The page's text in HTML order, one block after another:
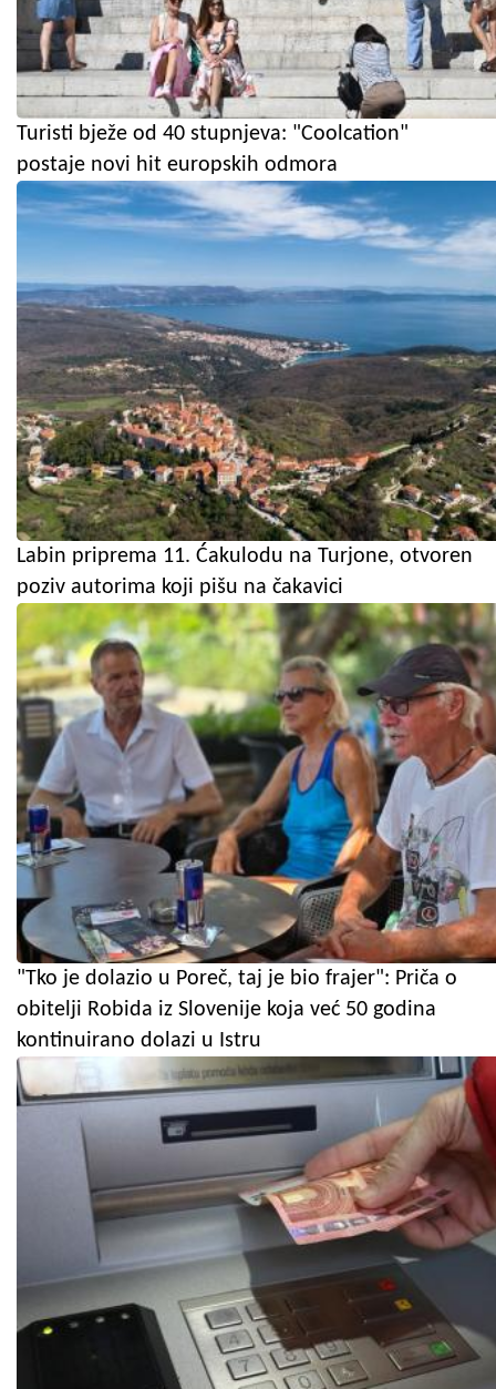
Turisti bježe od 40 stupnjeva: "Coolcation"
postaje novi hit europskih odmora
Labin priprema 11. Ćakulodu na Turjone, otvoren
poziv autorima koji pišu na čakavici
"Tko je dolazio u Poreč, taj je bio frajer": Priča o
obitelji Robida iz Slovenije koja već 50 godina
kontinuirano dolazi u Istru